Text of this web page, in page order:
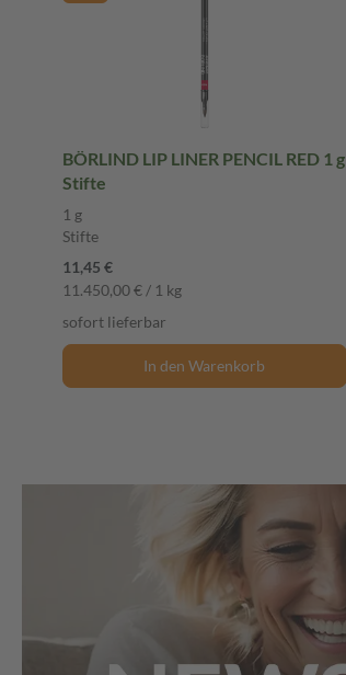
BÖRLIND LIP LINER PENCIL RED 1 g
Stifte
1 g
Stifte
11,45 €
11.450,00 € / 1 kg
sofort lieferbar
In den Warenkorb